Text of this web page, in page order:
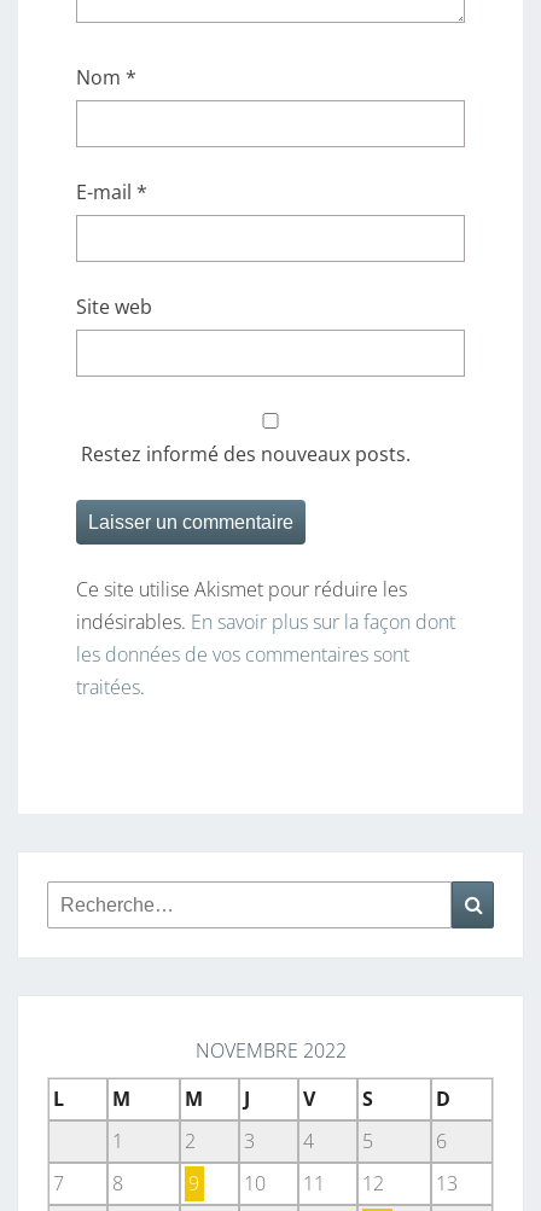
Nom *
E-mail *
Site web
Restez informé des nouveaux posts.
Ce site utilise Akismet pour réduire les
indésirables. En savoir plus sur la façon dont
les données de vos commentaires sont
traitées.
Rechercher :
NOVEMBRE 2022
L
M M J V S
D
1
2 3 4 5
6
7
8 9 10 11 12
13